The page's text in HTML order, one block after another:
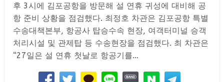
후 3시에 김포공항을 방문해 설 연휴 귀성에 대비해 공
항 준비 상황을 점검했다. 최정호 차관은 김포공항 특별
수송대책본부, 항공사 탑승수속 현장, 여객터미널 승객
처리시설 및 관제탑 등 수송현장을 점검했다. 최 차관은
“27일은 설 연휴 첫날로 항공기를…